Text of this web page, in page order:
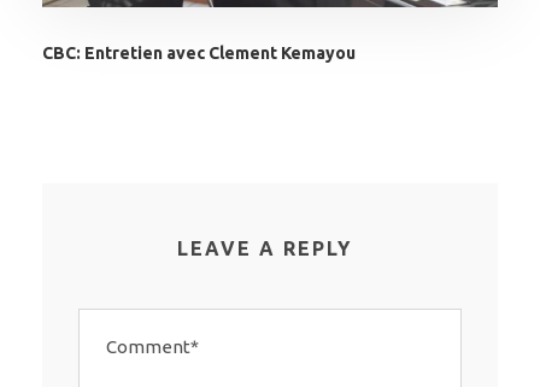
CBC: Entretien avec Clement Kemayou
LEAVE A REPLY